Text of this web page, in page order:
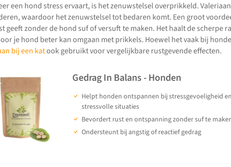
een hond stress ervaart, is het zenuwstelsel overprikkeld.
waardoor het zenuwstelsel tot bedaren komt. Een groot
geeft zonder de hond suf of versuft te maken. Het haalt de scherpe
je hond beter kan omgaan met prikkels. Hoewel het vaak bij
bij een katook gebruikt voor vergelijkbare rustgevende effecten.
Gedrag In Balans - Honden
Helpt honden ontspannen bij stressgevoeligheid en
stressvolle situaties
Bevordert rust en ontspanning zonder suf te
Ondersteunt bij angstig of reactief gedrag